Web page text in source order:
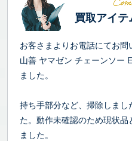
買取アイテ
お客さまよりお電話にてお問
山善 ヤマゼン チェーンソー
ました。
持ち手部分など、掃除しまし
た。動作未確認のため現状品
ました。